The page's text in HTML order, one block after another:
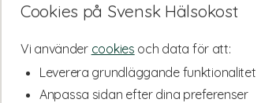
Cookies på Svensk Hälsokost
Vi använder cookies och data för att:
Leverera grundläggande funktionalitet
Anpassa sidan efter dina preferenser